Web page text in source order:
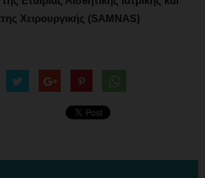
Χειρουργικής (SAMNAS)